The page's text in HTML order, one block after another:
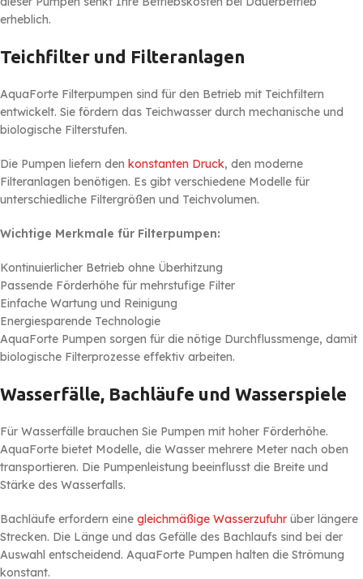
erheblich.
Teichfilter und Filteranlagen
AquaForte Filterpumpen sind für den Betrieb mit Teichfiltern
entwickelt. Sie fördern das Teichwasser durch mechanische und
biologische Filterstufen.
Die Pumpen liefern den konstanten Druck, den moderne
Filteranlagen benötigen. Es gibt verschiedene Modelle für
unterschiedliche Filtergrößen und Teichvolumen.
Wichtige Merkmale für Filterpumpen:
Kontinuierlicher Betrieb ohne Überhitzung
Passende Förderhöhe für mehrstufige Filter
Einfache Wartung und Reinigung
Energiesparende Technologie
AquaForte Pumpen sorgen für die nötige Durchflussmenge, damit
biologische Filterprozesse effektiv arbeiten.
Wasserfälle, Bachläufe und Wasserspiele
Für Wasserfälle brauchen Sie Pumpen mit hoher Förderhöhe.
AquaForte bietet Modelle, die Wasser mehrere Meter nach oben
transportieren. Die Pumpenleistung beeinflusst die Breite und
Stärke des Wasserfalls.
Bachläufe erfordern eine gleichmäßige Wasserzufuhr über längere
Strecken. Die Länge und das Gefälle des Bachlaufs sind bei der
Auswahl entscheidend. AquaForte Pumpen halten die Strömung
konstant.